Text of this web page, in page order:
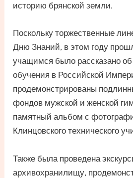
историю брянской земли.
Поскольку торжественные
Дню Знаний, в этом году
учащимся было рассказано об
обучения в Российской
продемонстрированы
фондов мужской и женской
памятный альбом с
Клинцовского технического
Также была проведена
архивохранилищу,